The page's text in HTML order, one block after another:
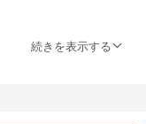
続きを表示する